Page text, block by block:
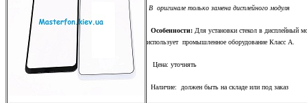
В оригинале только замена дисплейного модуля
Особенности: Для установки стекол в дисплейный
использует промышленное оборудование Класс А.
Цена: уточнять
Наличие: должен быть на складе или под заказ